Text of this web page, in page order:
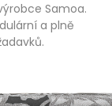
Samoa.
a plně